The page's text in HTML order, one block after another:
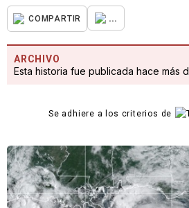
COMPARTIR ...
ARCHIVO
Esta historia fue publicada hace más
Se adhiere a los criterios de